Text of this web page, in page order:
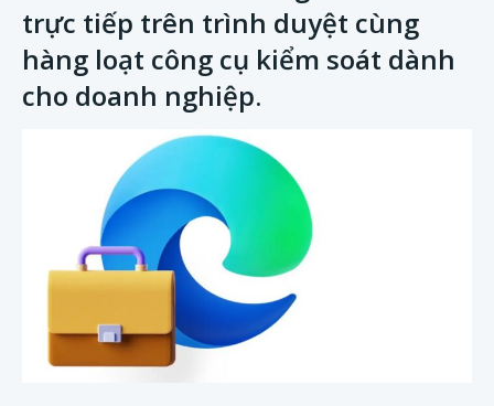
trực tiếp trên trình duyệt cùng
hàng loạt công cụ kiểm soát dành
cho doanh nghiệp.